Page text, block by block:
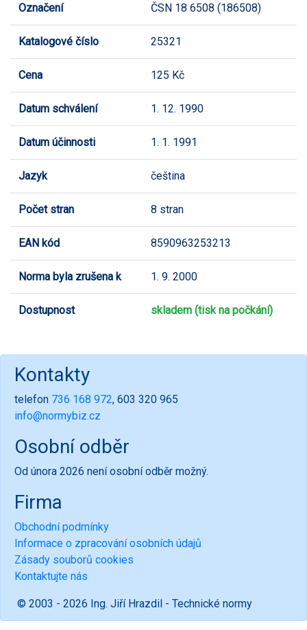
Označení ČSN 18 6508 (186508)
Katalogové číslo 25321
Cena 125 Kč
Datum schválení 1. 12. 1990
Datum účinnosti 1. 1. 1991
Jazyk čeština
Počet stran 8 stran
EAN kód 8590963253213
Norma byla zrušena k 1. 9. 2000
Dostupnost skladem (tisk na počkání)
Kontakty
telefon 736 168 972, 603 320 965
info@normybiz.cz
Osobní odběr
Od února 2026 není osobní odběr možný.
Firma
Obchodní podmínky
Informace o zpracování osobních údajů
Zásady souborů cookies
Kontaktujte nás
© 2003 - 2026 Ing. Jiří Hrazdil - Technické normy